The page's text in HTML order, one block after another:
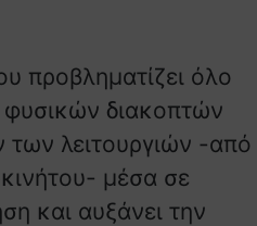
προβληματίζει όλο
φυσικών διακοπτών
λειτουργιών -από
μέσα σε
και αυξάνει την